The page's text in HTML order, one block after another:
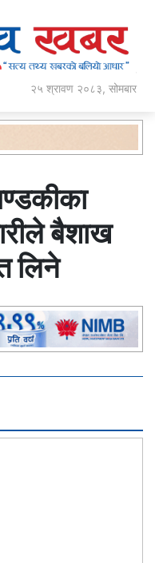
२५ श्रावण २०८३, सोमबार
बैशाख
लिने